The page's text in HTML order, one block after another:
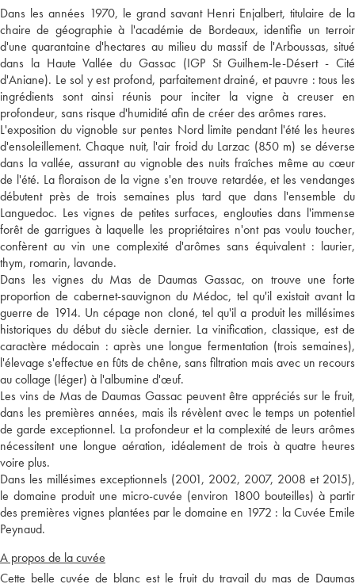
Dans les années 1970, le grand savant Henri Enjalbert, titulaire de la
chaire de géographie à l'académie de Bordeaux, identifie un terroir
d'une quarantaine d'hectares au milieu du massif de l'Arboussas, situé
dans la Haute Vallée du Gassac (IGP St Guilhem-le-Désert - Cité
d'Aniane). Le sol y est profond, parfaitement drainé, et pauvre : tous les
ingrédients sont ainsi réunis pour inciter la vigne à creuser en
profondeur, sans risque d'humidité afin de créer des arômes rares.
L'exposition du vignoble sur pentes Nord limite pendant l'été les heures
d'ensoleillement. Chaque nuit, l'air froid du Larzac (850 m) se déverse
dans la vallée, assurant au vignoble des nuits fraîches même au cœur
de l'été. La floraison de la vigne s'en trouve retardée, et les vendanges
débutent près de trois semaines plus tard que dans l'ensemble du
Languedoc. Les vignes de petites surfaces, englouties dans l'immense
forêt de garrigues à laquelle les propriétaires n'ont pas voulu toucher,
confèrent au vin une complexité d'arômes sans équivalent : laurier,
thym, romarin, lavande.
Dans les vignes du Mas de Daumas Gassac, on trouve une forte
proportion de cabernet-sauvignon du Médoc, tel qu'il existait avant la
guerre de 1914. Un cépage non cloné, tel qu'il a produit les millésimes
historiques du début du siècle dernier. La vinification, classique, est de
caractère médocain : après une longue fermentation (trois semaines),
l'élevage s'effectue en fûts de chêne, sans filtration mais avec un recours
au collage (léger) à l'albumine d'œuf.
Les vins de Mas de Daumas Gassac peuvent être appréciés sur le fruit,
dans les premières années, mais ils révèlent avec le temps un potentiel
de garde exceptionnel. La profondeur et la complexité de leurs arômes
nécessitent une longue aération, idéalement de trois à quatre heures
voire plus.
Dans les millésimes exceptionnels (2001, 2002, 2007, 2008 et 2015),
le domaine produit une micro-cuvée (environ 1800 bouteilles) à partir
des premières vignes plantées par le domaine en 1972 : la Cuvée Emile
Peynaud.
A propos de la cuvée
Cette belle cuvée de blanc est le fruit du travail du mas de Daumas